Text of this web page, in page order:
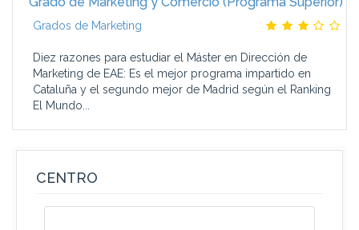
Grados de Marketing
Diez razones para estudiar el Máster en Dirección de
Marketing de EAE: Es el mejor programa impartido en
Cataluña y el segundo mejor de Madrid según el Ranking
El Mundo...
CENTRO